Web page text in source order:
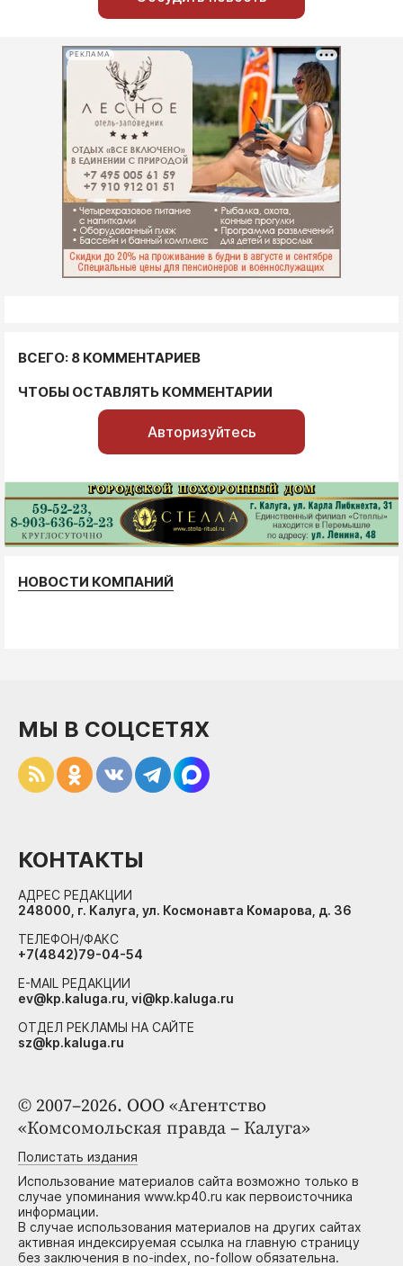
РЕКЛАМА
ВСЕГО: 8 КОММЕНТАРИЕВ
ЧТОБЫ ОСТАВЛЯТЬ КОММЕНТАРИИ
Авторизуйтесь
НОВОСТИ КОМПАНИЙ
© 2007–2026. ООО «Агентство
«Комсомольская правда – Калуга»
Полистать издания
Использование материалов сайта возможно только в
случае упоминания www.kp40.ru как первоисточника
информации.
В случае использования материалов на других сайтах
активная индексируемая ссылка на главную страницу
без заключения в no-index, no-follow обязательна.
МЫ В СОЦСЕТЯХ
КОНТАКТЫ
АДРЕС РЕДАКЦИИ
248000, г. Калуга, ул. Космонавта Комарова, д. 36
ТЕЛЕФОН/ФАКС
+7(4842)79-04-54
E-MAIL РЕДАКЦИИ
ev@kp.kaluga.ru, vi@kp.kaluga.ru
ОТДЕЛ РЕКЛАМЫ НА САЙТЕ
sz@kp.kaluga.ru